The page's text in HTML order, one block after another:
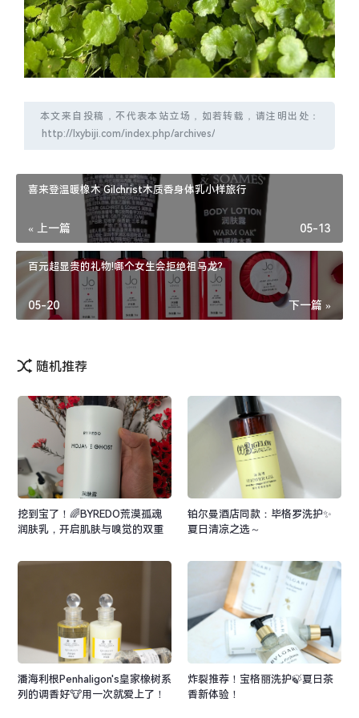
本文来自投稿，不代表本站立场，如若转载，请注明出处：
喜来登温暖橡木 Gilchrist木质香身体乳小样旅行
« 上一篇 05-13
百元超显贵的礼物!哪个女生会拒绝祖马龙?
下一篇 »
05-20
随机推荐
挖到宝了！🌈BYREDO荒漠孤魂
润肤乳，开启肌肤与嗅觉的双重
铂尔曼酒店同款：毕格罗洗护✨
夏日清凉之选～
潘海利根Penhaligon's皇家橡树系
列的调香好🐮用一次就爱上了！
炸裂推荐！宝格丽洗护🍃夏日茶
香新体验！